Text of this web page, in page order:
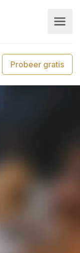
Probeer gratis